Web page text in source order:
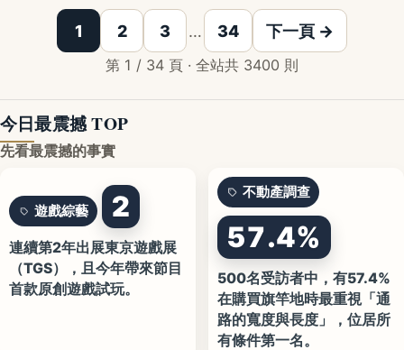
1 2 3 … 34 下一頁 →
第 1 / 34 頁 · 全站共 3400 則
今日最震撼 TOP
先看最震撼的事實
遊戲綜藝 2
連續第2年出展東京遊戲展
（TGS），且今年帶來節目
首款原創遊戲試玩。
不動產調查
57.4%
500名受訪者中，有57.4%
在購買旗竿地時最重視「通
路的寬度與長度」，位居所
有條件第一名。